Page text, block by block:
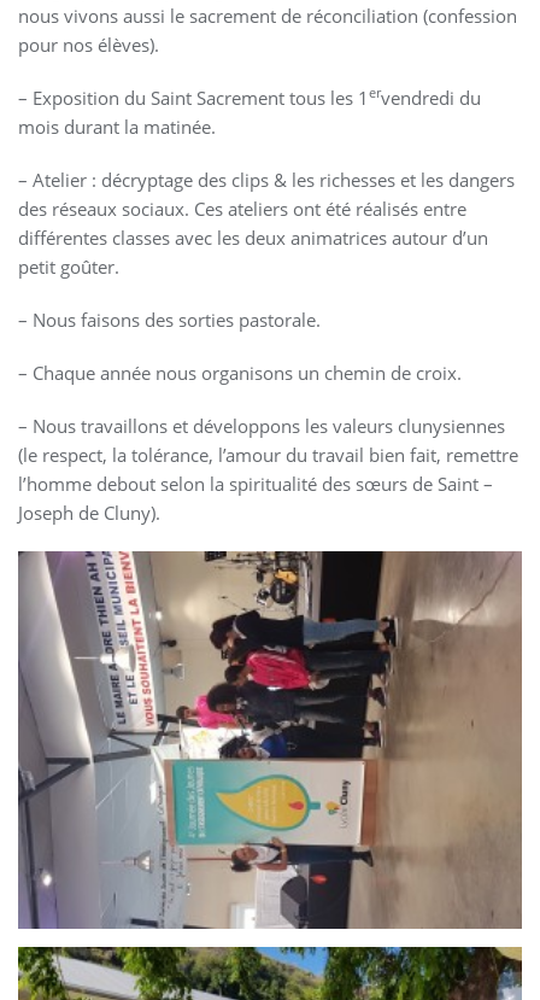
nous vivons aussi le sacrement de réconciliation (confession
pour nos élèves).
– Exposition du Saint Sacrement tous les 1 ervendredi du
mois durant la matinée.
– Atelier : décryptage des clips & les richesses et les dangers
des réseaux sociaux. Ces ateliers ont été réalisés entre
différentes classes avec les deux animatrices autour d’un
petit goûter.
– Nous faisons des sorties pastorale.
– Chaque année nous organisons un chemin de croix.
– Nous travaillons et développons les valeurs clunysiennes
(le respect, la tolérance, l’amour du travail bien fait, remettre
l’homme debout selon la spiritualité des sœurs de Saint –
Joseph de Cluny).